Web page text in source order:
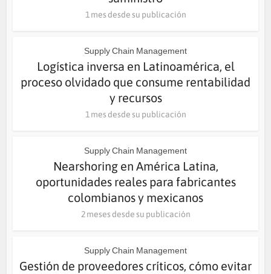
1 mes desde su publicación
Supply Chain Management
Logística inversa en Latinoamérica, el
proceso olvidado que consume rentabilidad
y recursos
1 mes desde su publicación
Supply Chain Management
Nearshoring en América Latina,
oportunidades reales para fabricantes
colombianos y mexicanos
2 meses desde su publicación
Supply Chain Management
Gestión de proveedores críticos, cómo evitar